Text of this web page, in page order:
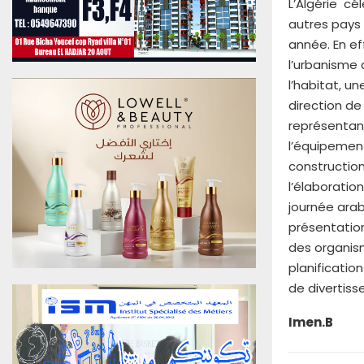
autres pays
année. En
l’habitat,
direction de
journée
des
de
Imen.B
u
0
6
A
o
6
i
o
°
4